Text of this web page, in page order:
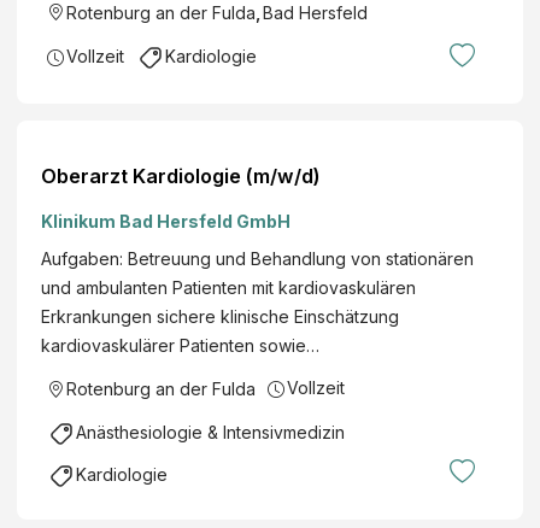
Rotenburg an der Fulda Bad Hersfeld
Vollzeit Kardiologie
Oberarzt Kardiologie (m/w/d)
Klinikum Bad Hersfeld GmbH
Aufgaben: Betreuung und Behandlung von stationären
und ambulanten Patienten mit kardiovaskulären
Erkrankungen sichere klinische Einschätzung
kardiovaskulärer Patienten sowie…
Rotenburg an der Fulda Vollzeit
Anästhesiologie & Intensivmedizin
Kardiologie